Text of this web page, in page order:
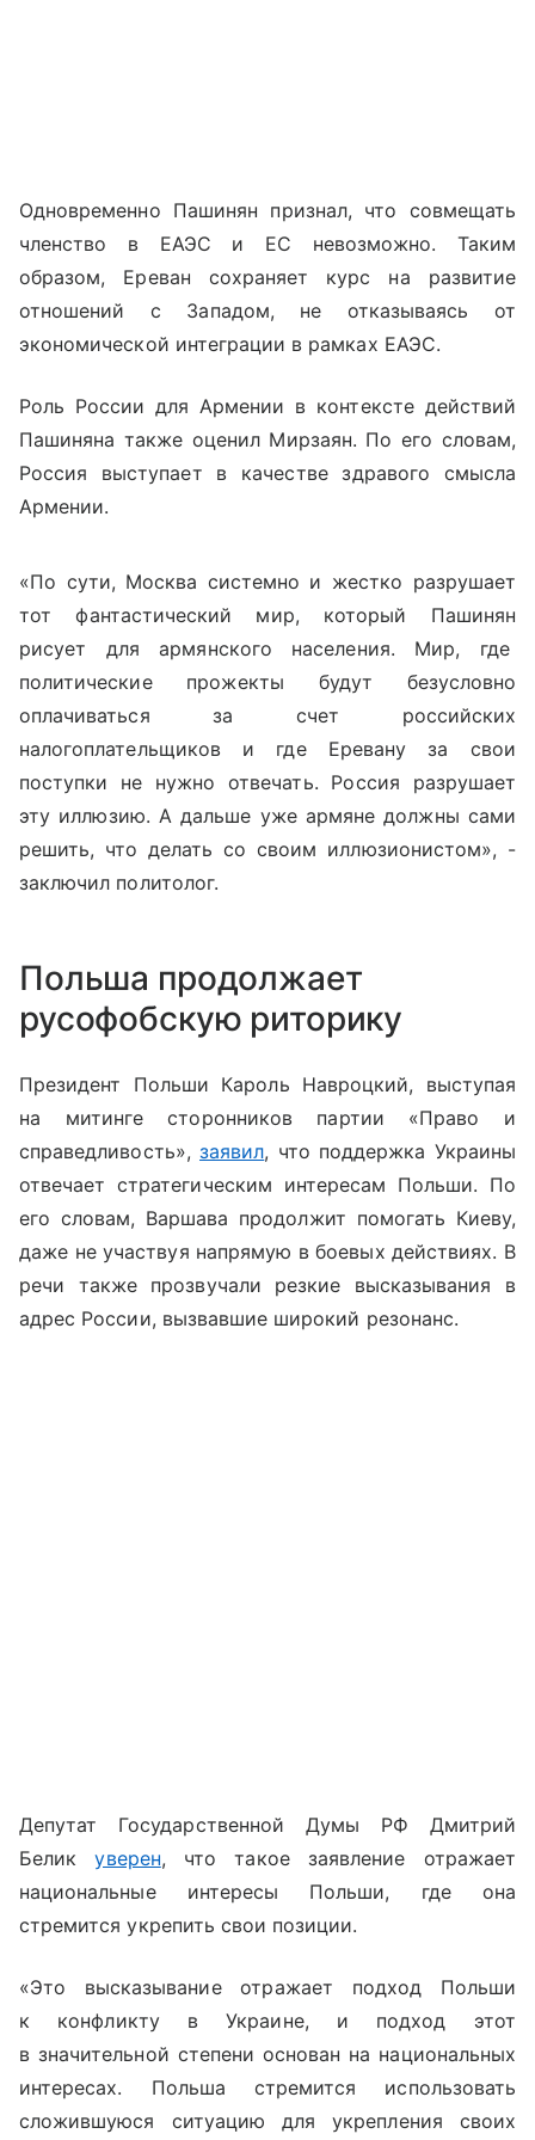
Одновременно Пашинян признал, что совмещать
членство в ЕАЭС и ЕС невозможно. Таким
образом, Ереван сохраняет курс на развитие
отношений с Западом, не отказываясь от
экономической интеграции в рамках ЕАЭС.
Роль России для Армении в контексте действий
Пашиняна также оценил Мирзаян. По его словам,
Россия выступает в качестве здравого смысла
Армении.
«По сути, Москва системно и жестко разрушает
тот фантастический мир, который Пашинян
рисует для армянского населения. Мир, где
политические прожекты будут безусловно
оплачиваться за счет российских
налогоплательщиков и где Еревану за свои
поступки не нужно отвечать. Россия разрушает
эту иллюзию. А дальше уже армяне должны сами
решить, что делать со своим иллюзионистом», -
заключил политолог.
Польша продолжает
русофобскую риторику
Президент Польши Кароль Навроцкий, выступая
на митинге сторонников партии «Право и
справедливость»,заявил, что поддержка Украины
отвечает стратегическим интересам Польши. По
его словам, Варшава продолжит помогать Киеву,
даже не участвуя напрямую в боевых действиях. В
речи также прозвучали резкие высказывания в
адрес России, вызвавшие широкий резонанс.
Депутат Государственной Думы РФ Дмитрий
Беликуверен, что такое заявление отражает
национальные интересы Польши, где она
стремится укрепить свои позиции.
«Это высказывание отражает подход Польши
к конфликту в Украине, и подход этот
в значительной степени основан на национальных
интересах. Польша стремится использовать
сложившуюся ситуацию для укрепления своих